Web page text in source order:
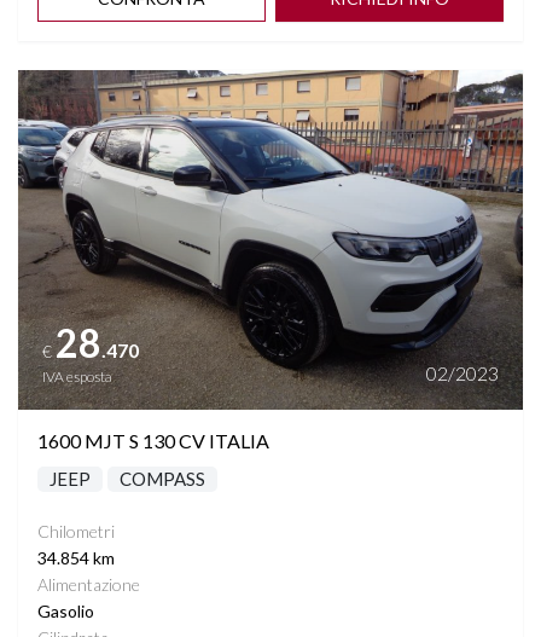
TASCHE SU RETROSCHIENALI SEDILI
TELECAMERA POSTERIORE
TRAZIONE INTEGRALE
VETRI SCURI
VOLANTE MULTIFUNZIONE RISCALDABILE
Vedi dettagli
€28.470
IVA esposta 02/2023
1600 MJT S 130 CV ITALIA
JEEP COMPASS
Chilometri
34.854 km
Alimentazione
Gasolio